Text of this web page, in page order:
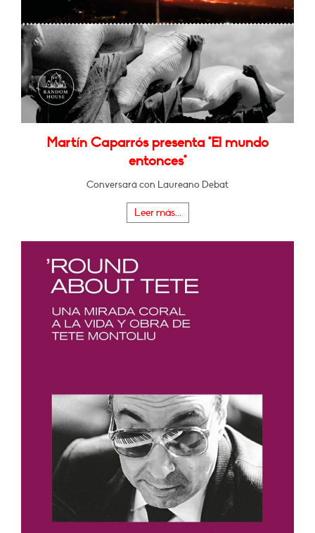
Martín Caparrós presenta "El mundo
entonces"
Conversará con Laureano Debat
Leer más...